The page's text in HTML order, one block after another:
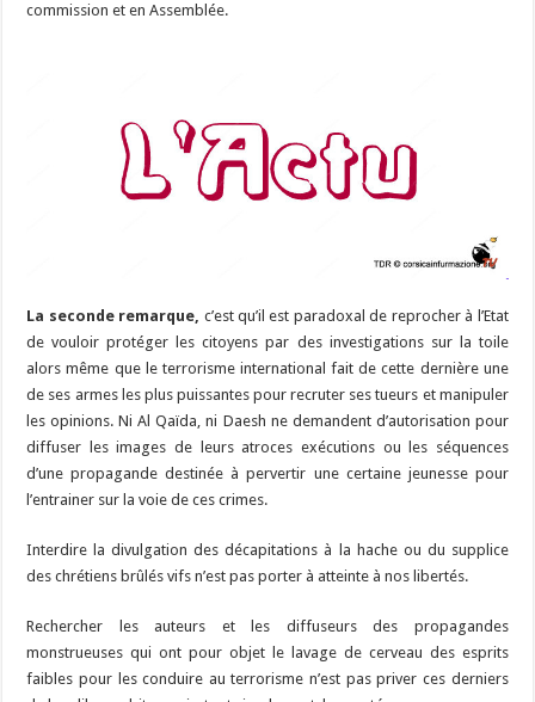
commission et en Assemblée.
La seconde remarque, c’est qu’il est paradoxal de reprocher à l’Etat
de vouloir protéger les citoyens par des investigations sur la toile
alors même que le terrorisme international fait de cette dernière une
de ses armes les plus puissantes pour recruter ses tueurs et manipuler
les opinions. Ni Al Qaïda, ni Daesh ne demandent d’autorisation pour
diffuser les images de leurs atroces exécutions ou les séquences
d’une propagande destinée à pervertir une certaine jeunesse pour
l’entrainer sur la voie de ces crimes.
Interdire la divulgation des décapitations à la hache ou du supplice
des chrétiens brûlés vifs n’est pas porter à atteinte à nos libertés.
Rechercher les auteurs et les diffuseurs des propagandes
monstrueuses qui ont pour objet le lavage de cerveau des esprits
faibles pour les conduire au terrorisme n’est pas priver ces derniers